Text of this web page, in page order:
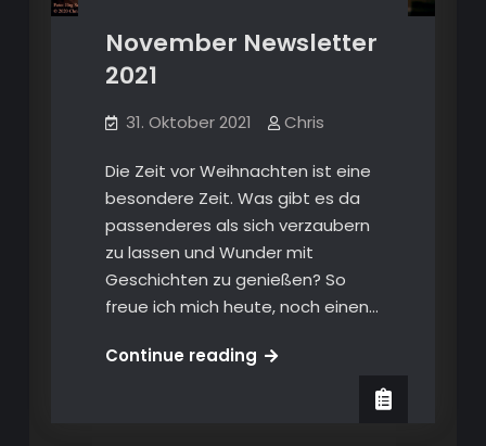
November Newsletter
2021
31. Oktober 2021 Chris
Die Zeit vor Weihnachten ist eine
besondere Zeit. Was gibt es da
passenderes als sich verzaubern
zu lassen und Wunder mit
Geschichten zu genießen? So
freue ich mich heute, noch einen…
Continue readingNovember